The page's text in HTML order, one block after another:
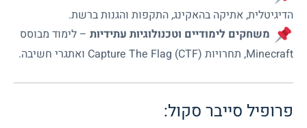
הדיגיטלית, אתיקה בהאקינג, התקפות והגנות ברשת.
משחקים לימודיים וטכנולוגיות עתידיות – לימוד מבוסס
Minecraft, תחרויות Capture The Flag (CTF) ואתגרי חשיבה.
פרופיל סייבר סקול: